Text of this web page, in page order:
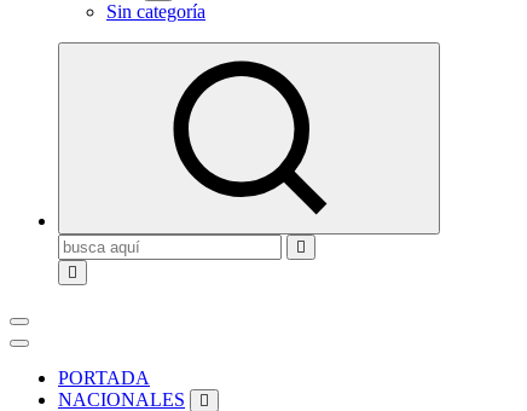
Sin categoría
Buscar:
PORTADA
NACIONALES